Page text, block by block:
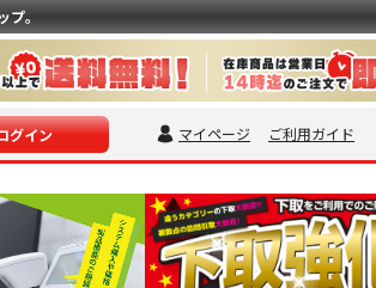
。
グイン マイページ ご利用ガイド